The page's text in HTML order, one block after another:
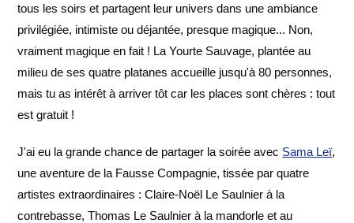
tous les soirs et partagent leur univers dans une ambiance
privilégiée, intimiste ou déjantée, presque magique... Non,
vraiment magique en fait ! La Yourte Sauvage, plantée au
milieu de ses quatre platanes accueille jusqu'à 80 personnes,
mais tu as intérêt à arriver tôt car les places sont chères : tout
est gratuit !
J'ai eu la grande chance de partager la soirée avec Sama Leï,
une aventure de la Fausse Compagnie, tissée par quatre
artistes extraordinaires : Claire-Noël Le Saulnier à la
contrebasse, Thomas Le Saulnier à la mandorle et au